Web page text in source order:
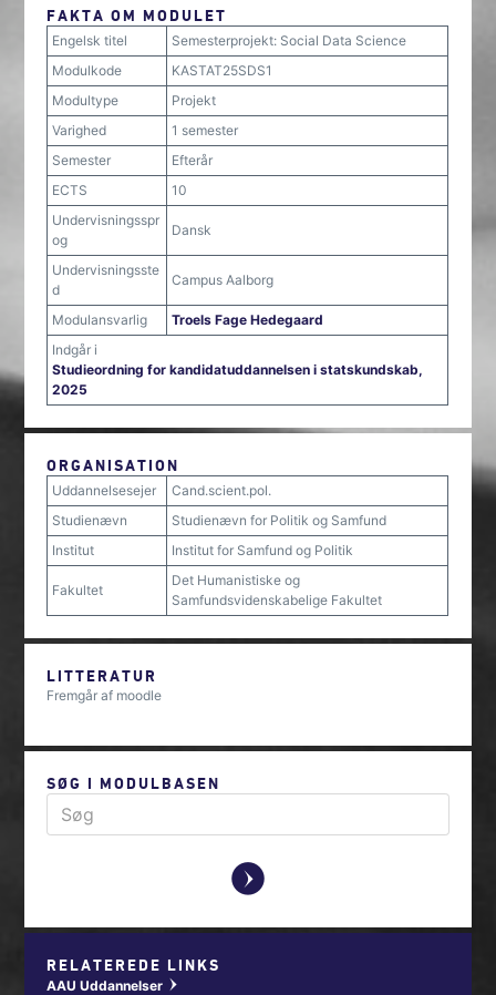
FAKTA OM MODULET
Engelsk titel
Semesterprojekt: Social Data Science
Modulkode
KASTAT25SDS1
Modultype
Projekt
Varighed
1 semester
Semester
Efterår
ECTS
10
Undervisningsspr
og
Dansk
Undervisningsste
d
Campus Aalborg
Modulansvarlig
Troels Fage Hedegaard
Indgår i
Studieordning for kandidatuddannelsen i statskundskab,
2025
ORGANISATION
Uddannelsesejer
Cand.scient.pol.
Studienævn
Studienævn for Politik og Samfund
Institut
Institut for Samfund og Politik
Fakultet
Det Humanistiske og
Samfundsvidenskabelige Fakultet
LITTERATUR
Fremgår af moodle
SØG I MODULBASEN
y
RELATEREDE LINKS
AAU Uddannelser w